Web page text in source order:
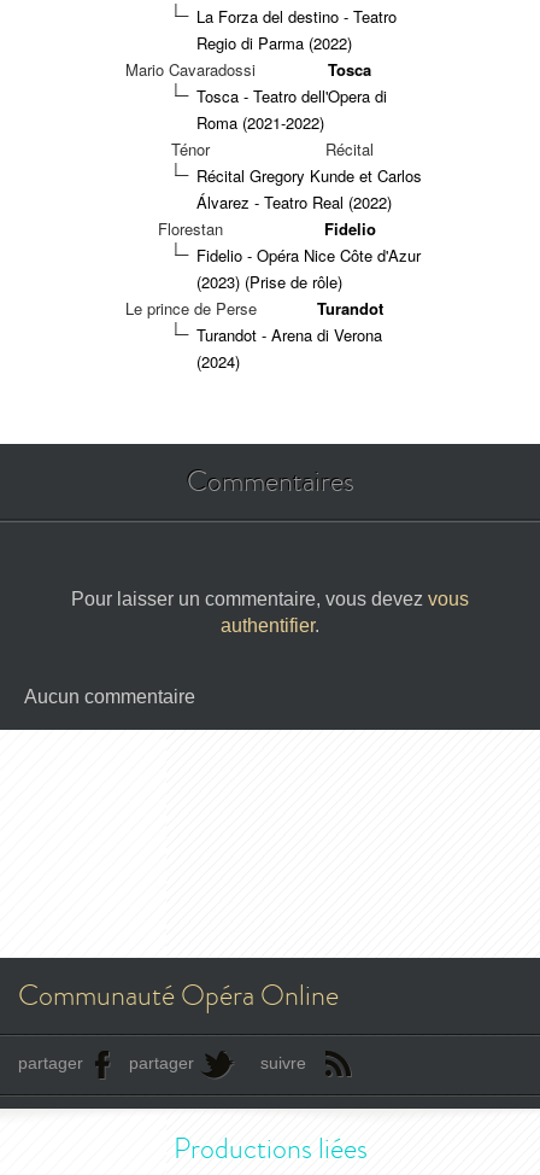
La Forza del destino - Teatro
Regio di Parma (2022)
Mario Cavaradossi
Tosca
Tosca - Teatro dell'Opera di
Roma (2021-2022)
Ténor
Récital
Récital Gregory Kunde et Carlos
Álvarez - Teatro Real (2022)
Florestan
Fidelio
Fidelio - Opéra Nice Côte d'Azur
(2023) (Prise de rôle)
Le prince de Perse
Turandot
Turandot - Arena di Verona
(2024)
Commentaires
Pour laisser un commentaire, vous devez vous
authentifier.
Aucun commentaire
Communauté Opéra Online
partager partager suivre
Productions liées